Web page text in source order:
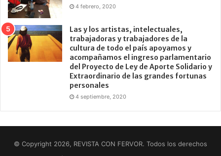
4 febrero, 2020
Las y los artistas, intelectuales,
trabajadoras y trabajadores de la
cultura de todo el país apoyamos y
acompañamos el ingreso parlamentario
del Proyecto de Ley de Aporte Solidario y
Extraordinario de las grandes fortunas
personales
4 septiembre, 2020
© Copyright 2026, REVISTA CON FERVOR. Todos los derechos